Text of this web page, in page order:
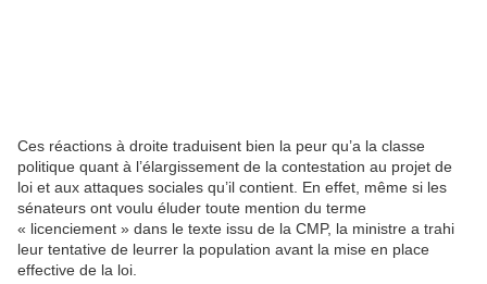
Ces réactions à droite traduisent bien la peur qu’a la classe
politique quant à l’élargissement de la contestation au projet de
loi et aux attaques sociales qu’il contient. En effet, même si les
sénateurs ont voulu éluder toute mention du terme
« licenciement » dans le texte issu de la CMP, la ministre a trahi
leur tentative de leurrer la population avant la mise en place
effective de la loi.